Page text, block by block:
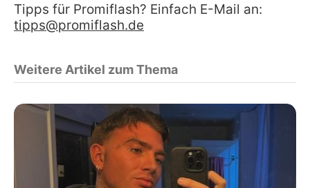
Tipps für Promiflash? Einfach E-Mail an:
tipps@promiflash.de
Weitere Artikel zum Thema